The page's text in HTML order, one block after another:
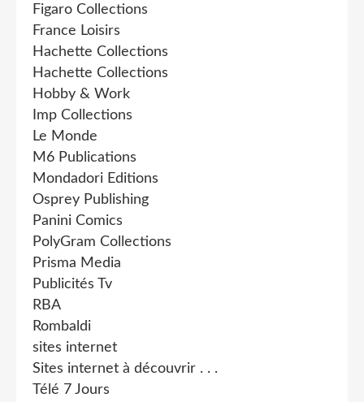
Figaro Collections
France Loisirs
Hachette Collections
Hachette Collections
Hobby & Work
Imp Collections
Le Monde
M6 Publications
Mondadori Editions
Osprey Publishing
Panini Comics
PolyGram Collections
Prisma Media
Publicités Tv
RBA
Rombaldi
sites internet
Sites internet à découvrir . . .
Télé 7 Jours